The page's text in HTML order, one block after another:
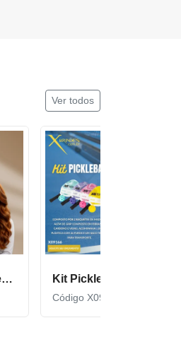
Ver todos
Garrafa Térmica em Inox com Fundo de Cortiça X19011
Código X09166